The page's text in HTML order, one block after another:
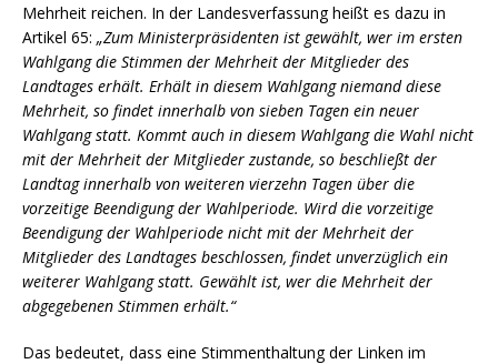
Mehrheit reichen. In der Landesverfassung heißt es dazu in
Artikel 65: „Zum Ministerpräsidenten ist gewählt, wer im ersten
Wahlgang die Stimmen der Mehrheit der Mitglieder des
Landtages erhält. Erhält in diesem Wahlgang niemand diese
Mehrheit, so findet innerhalb von sieben Tagen ein neuer
Wahlgang statt. Kommt auch in diesem Wahlgang die Wahl nicht
mit der Mehrheit der Mitglieder zustande, so beschließt der
Landtag innerhalb von weiteren vierzehn Tagen über die
vorzeitige Beendigung der Wahlperiode. Wird die vorzeitige
Beendigung der Wahlperiode nicht mit der Mehrheit der
Mitglieder des Landtages beschlossen, findet unverzüglich ein
weiterer Wahlgang statt. Gewählt ist, wer die Mehrheit der
abgegebenen Stimmen erhält.“
Das bedeutet, dass eine Stimmenthaltung der Linken im